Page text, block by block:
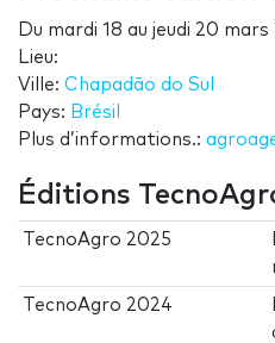
Du mardi 18 au jeudi 20 mars
Lieu:
Ville: Chapadão do Sul
Pays: Brésil
Plus d’informations.:
Éditions
TecnoAgro 2025
TecnoAgro 2024